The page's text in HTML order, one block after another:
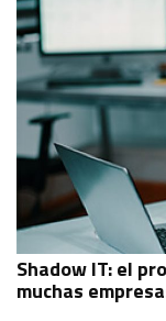
Shadow IT: el
muchas